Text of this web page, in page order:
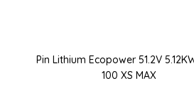
Pin Lithium Ecopower 51.2V
100 XS MAX